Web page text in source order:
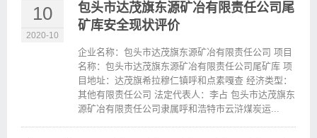
10
2020-10
包头市达茂旗东源矿冶有限责任公司尾
矿库安全现状评价
企业名称：包头市达茂旗东源矿冶有限责任公司 项目
名称：包头市达茂旗东源矿冶有限责任公司尾矿库 项
目地址：达茂旗希拉穆仁镇呼和点素嘎查 经济类型：
其他有限责任公司 法定代表人：李占 包头市达茂旗东
源矿冶有限责任公司隶属呼和浩特市云浒煤炭运...